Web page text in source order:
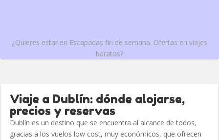
¿Quieres estar en Escapadas fin de semana. Ofertas en viajes
baratos?
Viaje a Dublín: dónde alojarse,
precios y reservas
Dublín es un destino que se encuentra al alcance de todos,
gracias a los vuelos low cost, muy económicos, que ofrecen